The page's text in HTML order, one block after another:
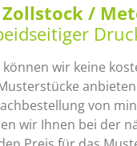
/
können wir keine
von
wir Ihnen bei der